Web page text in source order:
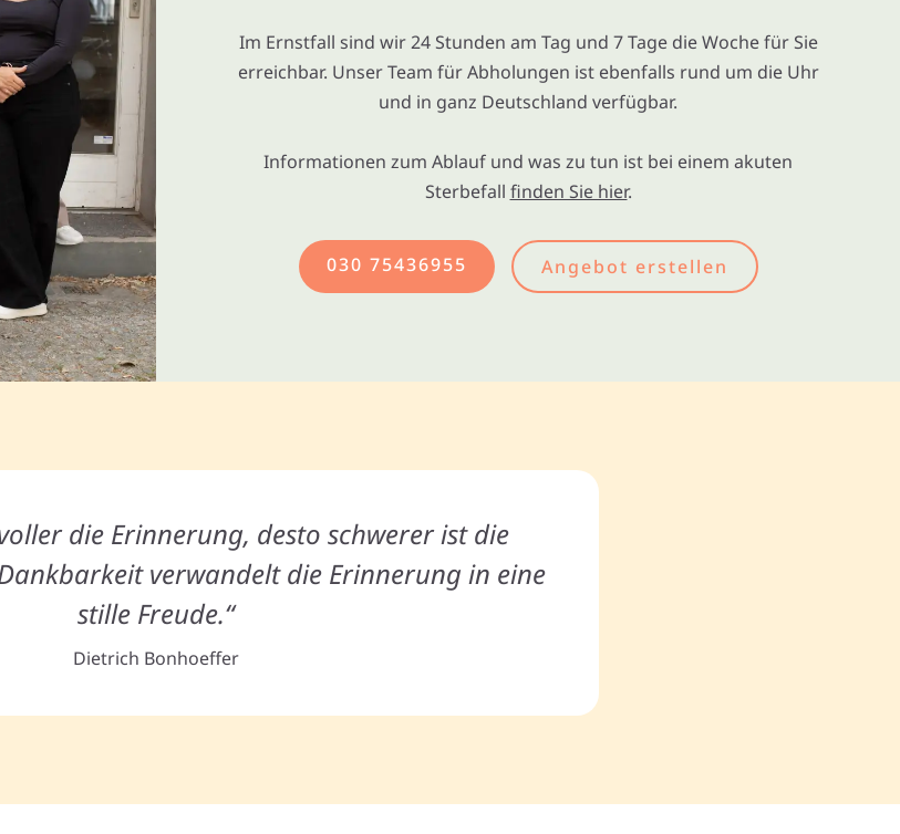
Im Ernstfall sind wir 24 Stunden am Tag und 7 Tage die Woche für Sie
erreichbar. Unser Team für Abholungen ist ebenfalls rund um die Uhr
und in ganz Deutschland verfügbar.
Informationen zum Ablauf und was zu tun ist bei einem akuten
Sterbefall finden Sie hier.
030 75436955 Angebot erstellen
die Erinnerung, desto schwerer ist die
verwandelt die Erinnerung in eine
stille Freude.“
Dietrich Bonhoeffer